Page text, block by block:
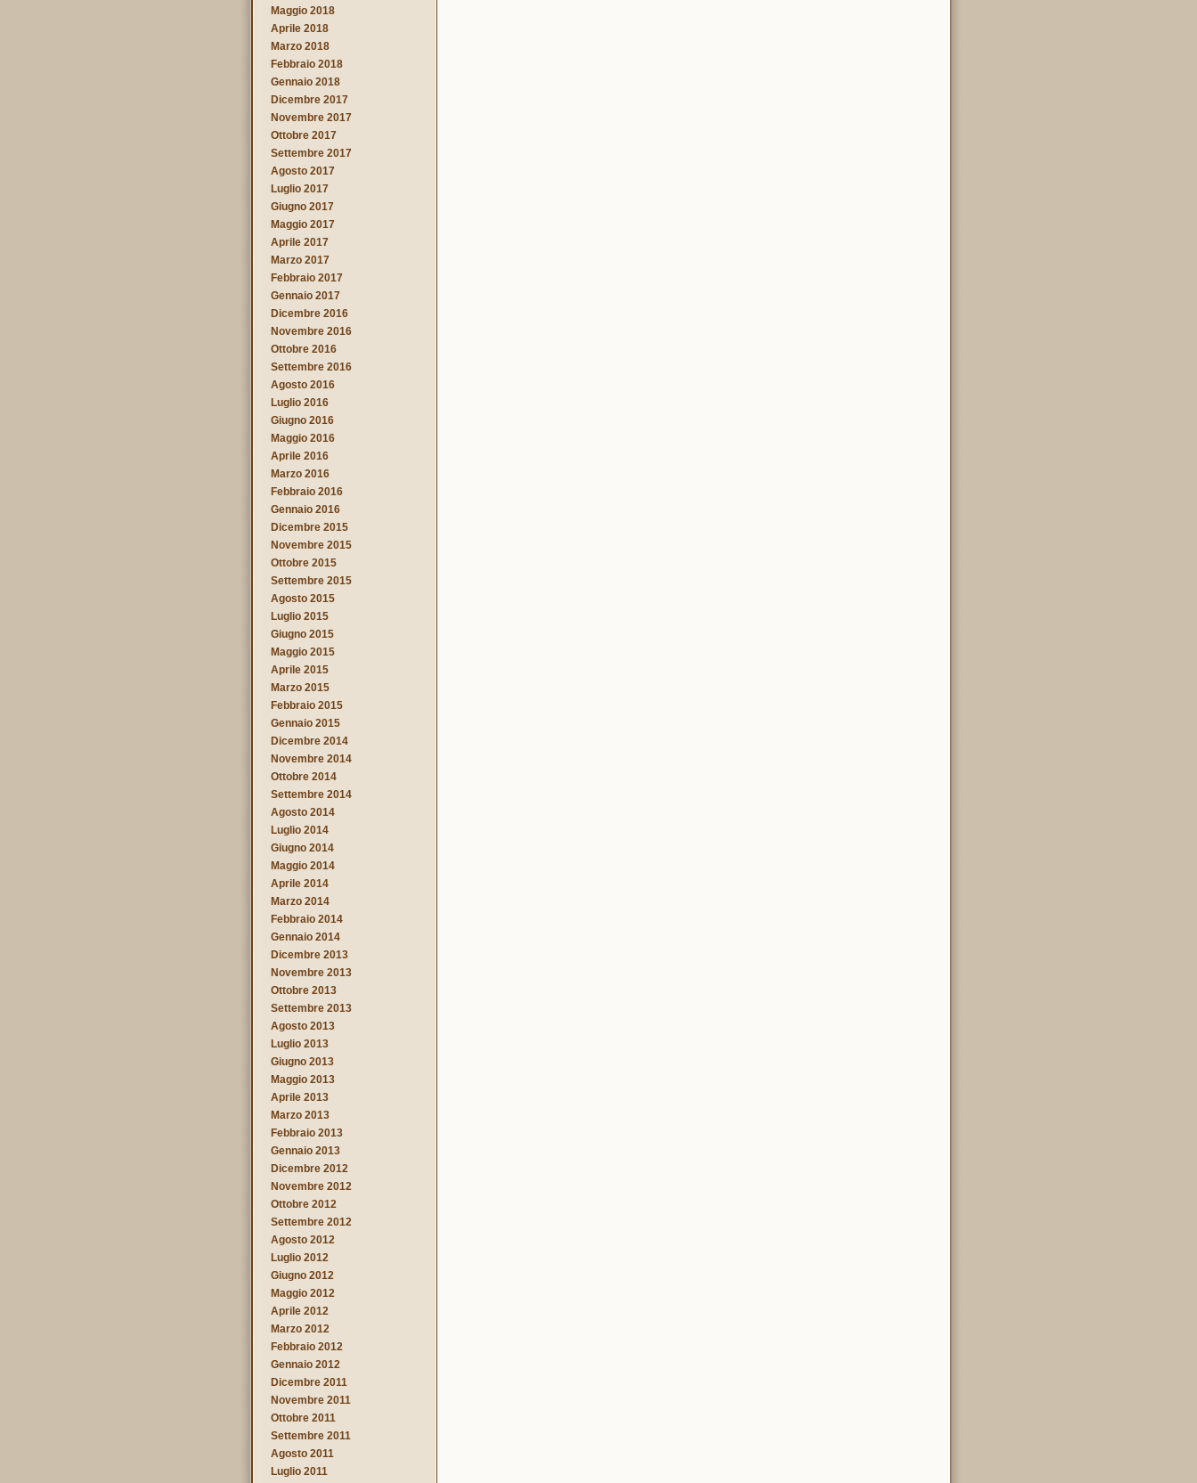
Maggio 2018
Aprile 2018
Marzo 2018
Febbraio 2018
Gennaio 2018
Dicembre 2017
Novembre 2017
Ottobre 2017
Settembre 2017
Agosto 2017
Luglio 2017
Giugno 2017
Maggio 2017
Aprile 2017
Marzo 2017
Febbraio 2017
Gennaio 2017
Dicembre 2016
Novembre 2016
Ottobre 2016
Settembre 2016
Agosto 2016
Luglio 2016
Giugno 2016
Maggio 2016
Aprile 2016
Marzo 2016
Febbraio 2016
Gennaio 2016
Dicembre 2015
Novembre 2015
Ottobre 2015
Settembre 2015
Agosto 2015
Luglio 2015
Giugno 2015
Maggio 2015
Aprile 2015
Marzo 2015
Febbraio 2015
Gennaio 2015
Dicembre 2014
Novembre 2014
Ottobre 2014
Settembre 2014
Agosto 2014
Luglio 2014
Giugno 2014
Maggio 2014
Aprile 2014
Marzo 2014
Febbraio 2014
Gennaio 2014
Dicembre 2013
Novembre 2013
Ottobre 2013
Settembre 2013
Agosto 2013
Luglio 2013
Giugno 2013
Maggio 2013
Aprile 2013
Marzo 2013
Febbraio 2013
Gennaio 2013
Dicembre 2012
Novembre 2012
Ottobre 2012
Settembre 2012
Agosto 2012
Luglio 2012
Giugno 2012
Maggio 2012
Aprile 2012
Marzo 2012
Febbraio 2012
Gennaio 2012
Dicembre 2011
Novembre 2011
Ottobre 2011
Settembre 2011
Agosto 2011
Luglio 2011